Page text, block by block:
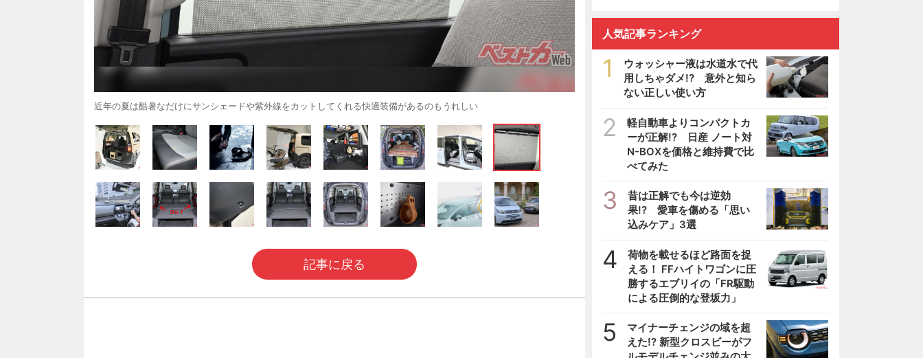
近年の夏は酷暑なだけにサンシェードや紫外線をカットしてくれる快適装備があるのもうれしい
記事に戻る
人気記事ランキング
1
ウォッシャー液は水道水で代
用しちゃダメ!? 意外と知ら
ない正しい使い方
2
軽自動車よりコンパクトカ
ーが正解!? 日産 ノート対
N-BOXを価格と維持費で比
べてみた
3
昔は正解でも今は逆効
果!? 愛車を傷める「思い
込みケア」3選
4
荷物を載せるほど路面を捉
える！ FFハイトワゴンに圧
勝するエブリイの「FR駆動
による圧倒的な登坂力」
5
マイナーチェンジの域を超
えた!? 新型クロスビーがフ